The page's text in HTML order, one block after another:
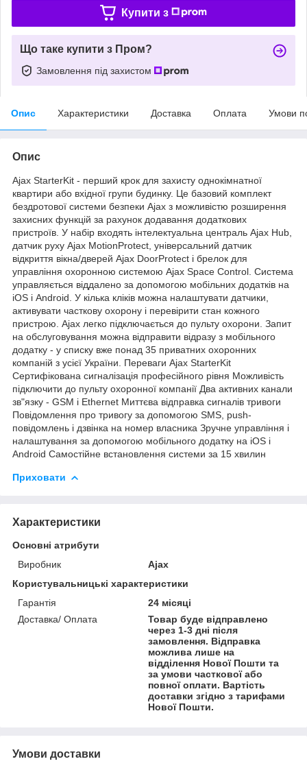
Купити з
Що таке купити з Пром?
Замовлення під захистом
Опис Характеристики Доставка Оплата Умови
Опис
Ajax StarterKit - перший крок для захисту однокімнатної
квартири або вхідної групи будинку. Це базовий комплект
бездротової системи безпеки Ajax з можливістю розширення
захисних функцій за рахунок додавання додаткових
пристроїв. У набір входять інтелектуальна централь Ajax Hub,
датчик руху Ajax MotionProtect, універсальний датчик
відкриття вікна/дверей Ajax DoorProtect і брелок для
управління охоронною системою Ajax Space Control. Система
управляється віддалено за допомогою мобільних додатків на
iOS і Android. У кілька кліків можна налаштувати датчики,
активувати часткову охорону і перевірити стан кожного
пристрою. Ajax легко підключається до пульту охорони. Запит
на обслуговування можна відправити відразу з мобільного
додатку - у списку вже понад 35 приватних охоронних
компаній з усієї України. Переваги Ajax StarterKit
Сертифікована сигналізація професійного рівня Можливість
підключити до пульту охоронної компанії Два активних канали
зв"язку - GSM і Ethernet Миттєва відправка сигналів тривоги
Повідомлення про тривогу за допомогою SMS, push-
повідомлень і дзвінка на номер власника Зручне управління і
налаштування за допомогою мобільного додатку на iOS і
Android Самостійне встановлення системи за 15 хвилин
Приховати
Характеристики
Основні атрибути
Виробник
Ajax
Користувальницькі характеристики
Гарантія
24 місяці
Доставка/ Оплата
Товар буде відправлено
через 1-3 дні після
замовлення. Відправка
можлива лише на
відділення Нової Пошти та
за умови часткової або
повної оплати. Вартість
доставки згідно з тарифами
Нової Пошти.
Умови доставки